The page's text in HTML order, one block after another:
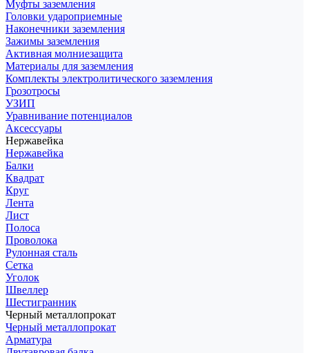
Муфты заземления
Головки удароприемные
Наконечники заземления
Зажимы заземления
Активная молниезащита
Материалы для заземления
Комплекты электролитического заземления
Грозотросы
УЗИП
Уравнивание потенциалов
Аксессуары
Нержавейка
Нержавейка
Балки
Квадрат
Круг
Лента
Лист
Полоса
Проволока
Рулонная сталь
Сетка
Уголок
Швеллер
Шестигранник
Черный металлопрокат
Черный металлопрокат
Арматура